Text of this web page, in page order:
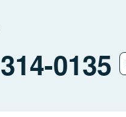
314-0135